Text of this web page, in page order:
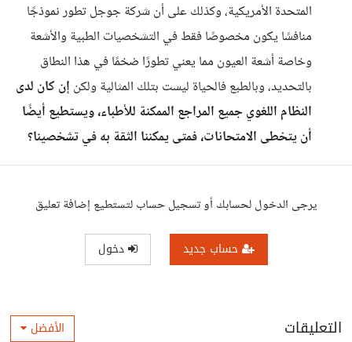
المتحدة الأمريكية، وكذلك على أن شركة جوجل تطور نموذجًا
منافسًا يكون مخصوصًا فقط في التشخصيات الطبية والأشعة
وخاصة أشعة العيون مما يعني تطورًا ضخمًا في هذا النطاق
بالتحديد، وبالطبع فالحياة ليست بتلك المثالية ولكن إن كان لدى
النظام اللغوي جميع المراجع الممكنة للأطباء، ويستطيع أيضًا
أن يتخطى الامتحانات، فمتى يمكننا الثقة به في تشخصينا؟
يرجى الدخول لحسابك أو تسجيل حساب لتستطيع إضافة تعليق
حساب جديد دخول
التعليقات الأفضل